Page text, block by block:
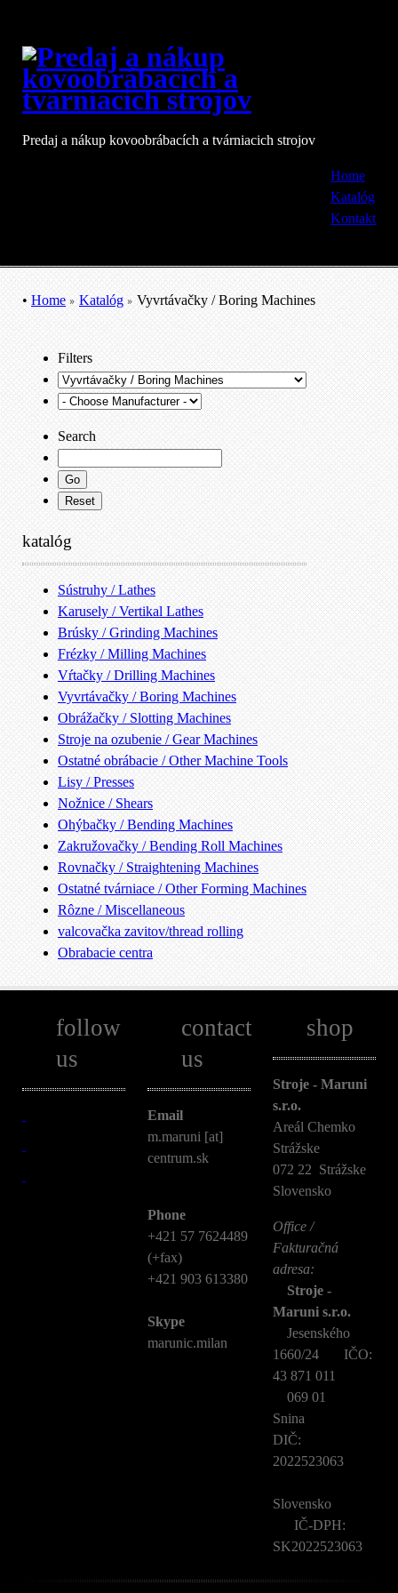
Predaj a nákup kovoobrábacích a tvárniacich strojov
Home
Katalóg
Kontakt
•Home Katalóg Vyvrtávačky / Boring Machines
Filters
Search
katalóg
Sústruhy / Lathes
Karusely / Vertikal Lathes
Brúsky / Grinding Machines
Frézky / Milling Machines
Vŕtačky / Drilling Machines
Vyvrtávačky / Boring Machines
Obrážačky / Slotting Machines
Stroje na ozubenie / Gear Machines
Ostatné obrábacie / Other Machine Tools
Lisy / Presses
Nožnice / Shears
Ohýbačky / Bending Machines
Zakružovačky / Bending Roll Machines
Rovnačky / Straightening Machines
Ostatné tvárniace / Other Forming Machines
Rôzne / Miscellaneous
valcovačka zavitov/thread rolling
Obrabacie centra
follow
us
contact
us
Email
m.maruni [at]
centrum.sk
Phone
+421 57 7624489
(+fax)
+421 903 613380
Skype
marunic.milan
shop
Stroje - Maruni
s.r.o.
Areál Chemko
Strážske
072 22 Strážske
Slovensko
Office /
Fakturačná
adresa:
Stroje -
Maruni s.r.o.
Jesenského
1660/24 IČO:
43 871 011
069 01
Snina
DIČ:
2022523063
Slovensko
IČ-DPH:
SK2022523063